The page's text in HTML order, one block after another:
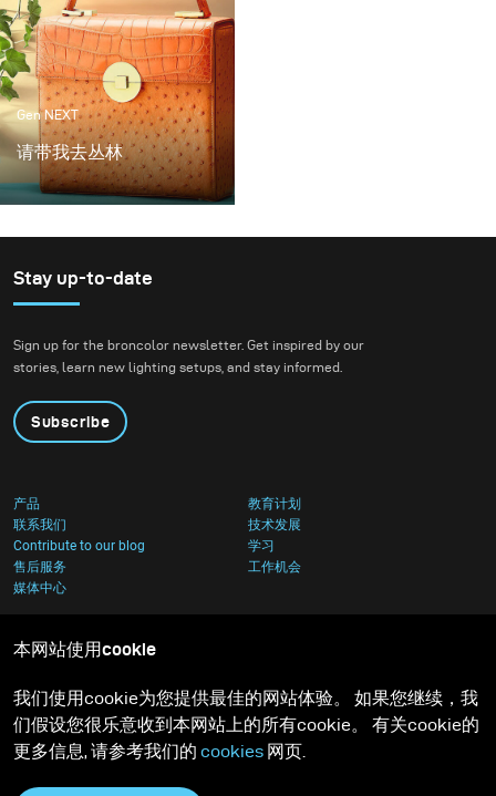
Gen NEXT
请带我去丛林
我最喜欢的手袋设计师和
亮的包包。为了展示这些
令人惊叹的作品，我们创
的色调突出了每个袋子。
Stay up-to-date
Sign up for the broncolor newsletter. Get inspired by our
stories, learn new lighting setups, and stay informed.
Subscribe
产品
教育计划
联系我们
技术发展
Contribute to our blog
学习
售后服务
工作机会
媒体中心
本网站使用cookie
我们使用cookie为您提供最佳的网站体验。 如果您继续，我
们假设您很乐意收到本网站上的所有cookie。 有关cookie的
更多信息, 请参考我们的 cookies 网页.